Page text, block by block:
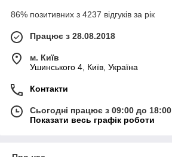
86% позитивних з 4237 відгуків за рік
Працює з 28.08.2018
м. Київ
Ушинського 4, Київ, Україна
Контакти
Сьогодні працює з 09:00 до 18:00
Показати весь графік роботи